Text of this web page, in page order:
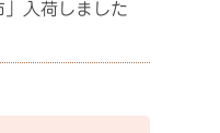
入荷しました